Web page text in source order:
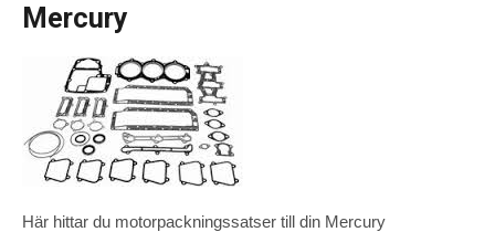
Mercury
Här hittar du motorpackningssatser till din Mercury